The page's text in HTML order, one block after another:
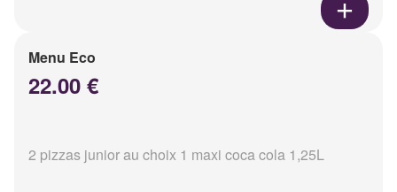
Menu Eco
22.00 €
2 pizzas junior au choix 1 maxi coca cola 1,25L